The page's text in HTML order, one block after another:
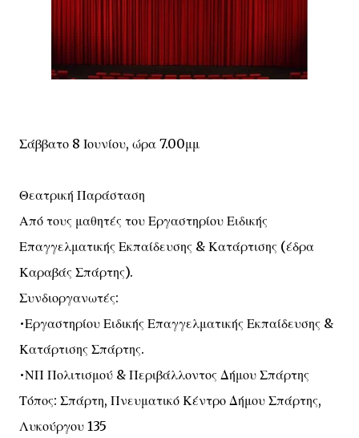
Σάββατο 8 Ιουνίου, ώρα 7.00μμ
Θεατρική Παράσταση
Από τους μαθητές του Εργαστηρίου Ειδικής
Επαγγελματικής Εκπαίδευσης & Κατάρτισης (έδρα
Καραβάς Σπάρτης).
Συνδιοργανωτές:
•Εργαστηρίου Ειδικής Επαγγελματικής Εκπαίδευσης &
Κατάρτισης Σπάρτης.
•ΝΠ Πολιτισμού & Περιβάλλοντος Δήμου Σπάρτης
Τόπος: Σπάρτη, Πνευματικό Κέντρο Δήμου Σπάρτης,
Λυκούργου 135